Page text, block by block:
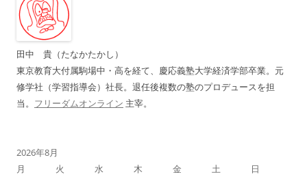
ー
シ
ョ
ン
田中 貴（たなかたかし）
東京教育大付属駒場中・高を経て、慶応義塾大学経済学部卒業。元
修学社（学習指導会）社長。退任後複数の塾のプロデュースを担
当。 フリーダムオンライン 主宰。
2026年8月
月
火 水 木 金 土
日